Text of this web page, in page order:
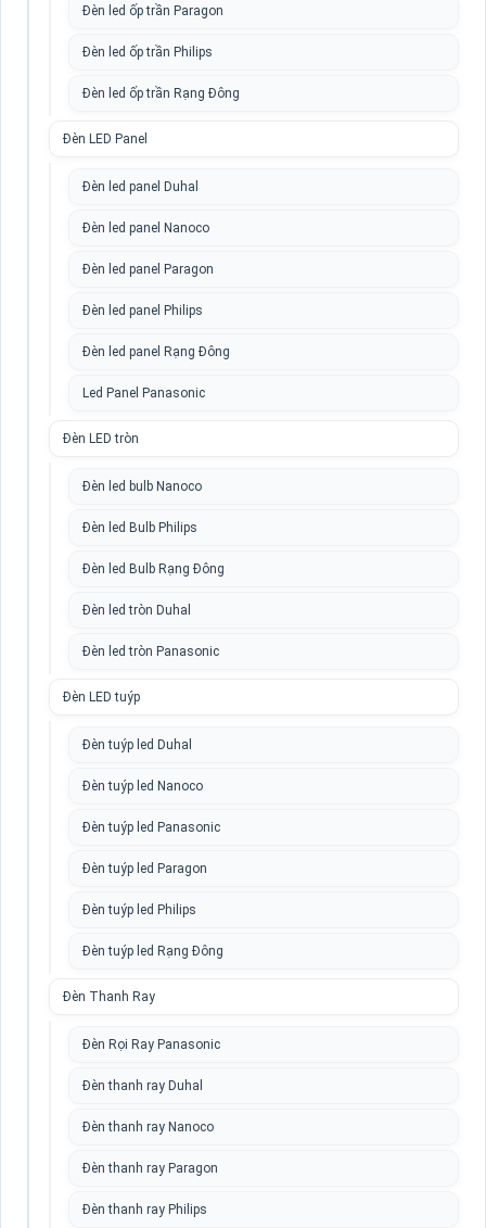
Đèn led ốp trần Paragon
Đèn led ốp trần Philips
Đèn led ốp trần Rạng Đông
Đèn LED Panel
Đèn led panel Duhal
Đèn led panel Nanoco
Đèn led panel Paragon
Đèn led panel Philips
Đèn led panel Rạng Đông
Led Panel Panasonic
Đèn LED tròn
Đèn led bulb Nanoco
Đèn led Bulb Philips
Đèn led Bulb Rạng Đông
Đèn led tròn Duhal
Đèn led tròn Panasonic
Đèn LED tuýp
Đèn tuýp led Duhal
Đèn tuýp led Nanoco
Đèn tuýp led Panasonic
Đèn tuýp led Paragon
Đèn tuýp led Philips
Đèn tuýp led Rạng Đông
Đèn Thanh Ray
Đèn Rọi Ray Panasonic
Đèn thanh ray Duhal
Đèn thanh ray Nanoco
Đèn thanh ray Paragon
Đèn thanh ray Philips